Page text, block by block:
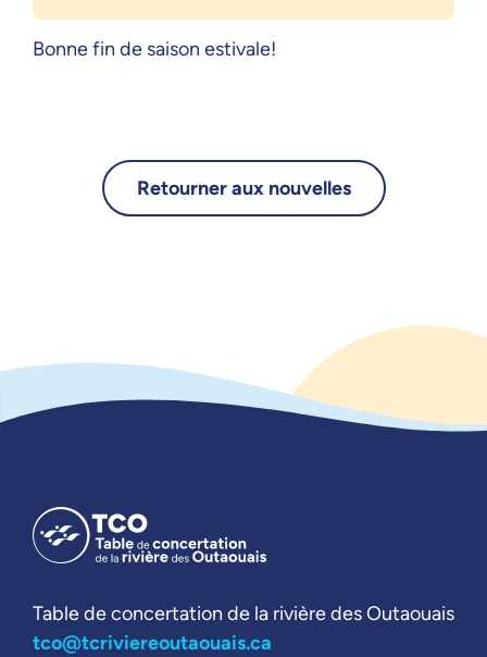
Bonne fin de saison estivale!
Retourner aux nouvelles
Table de concertation de la rivière des Outaouais
tco@tcriviereoutaouais.ca